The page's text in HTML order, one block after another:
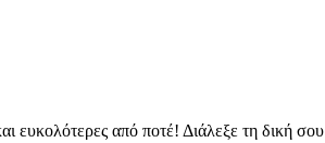
ευκολότερες από ποτέ! Διάλεξε τη δική σου